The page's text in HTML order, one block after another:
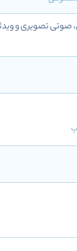
صوتی تصویری و